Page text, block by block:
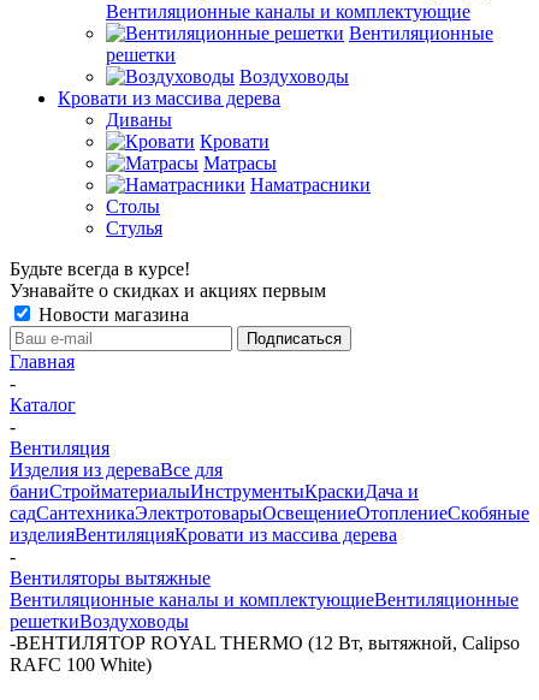
Вентиляционные каналы и комплектующие
Вентиляционные
решетки
Воздуховоды
Кровати из массива дерева
Диваны
Кровати
Матрасы
Наматрасники
Столы
Стулья
Будьте всегда в курсе!
Узнавайте о скидках и акциях первым
Новости магазина
Главная
-
Каталог
-
Вентиляция
Изделия из дереваВсе для
баниСтройматериалыИнструментыКраскиДача и
садСантехникаЭлектротоварыОсвещениеОтоплениеСкобяные
изделияВентиляцияКровати из массива дерева
-
Вентиляторы вытяжные
Вентиляционные каналы и комплектующиеВентиляционные
решеткиВоздуховоды
-ВЕНТИЛЯТОР ROYAL THERMO (12 Вт, вытяжной, Calipso
RAFC 100 White)